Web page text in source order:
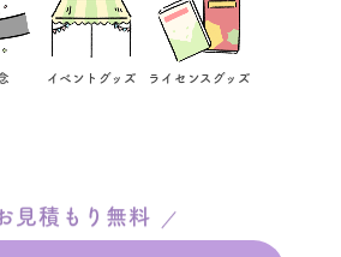
イベントグッズ ライセンスグッズ
見積もり無料